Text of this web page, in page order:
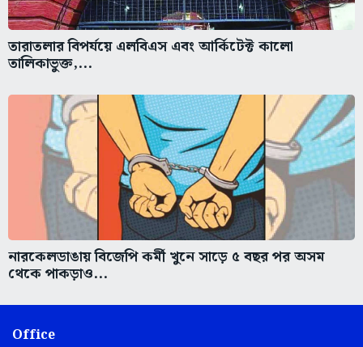
তারাতলার বিপর্যয়ে এলবিএস এবং আর্কিটেক্ট কালো
তালিকাভুক্ত,...
নারকেলডাঙায় বিজেপি কর্মী খুনে সাড়ে ৫ বছর পর অসম
থেকে পাকড়াও...
Office